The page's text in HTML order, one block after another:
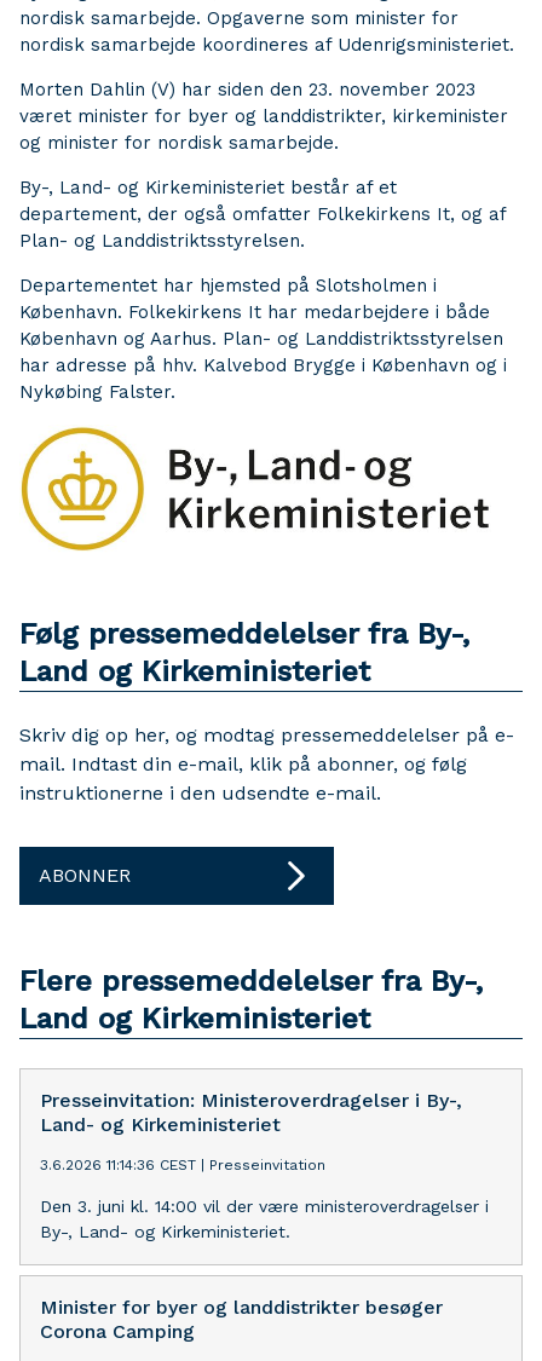
nordisk samarbejde. Opgaverne som minister for
nordisk samarbejde koordineres af Udenrigsministeriet.
Morten Dahlin (V) har siden den 23. november 2023
været minister for byer og landdistrikter, kirkeminister
og minister for nordisk samarbejde.
By-, Land- og Kirkeministeriet består af et
departement, der også omfatter Folkekirkens It, og af
Plan- og Landdistriktsstyrelsen.
Departementet har hjemsted på Slotsholmen i
København. Folkekirkens It har medarbejdere i både
København og Aarhus. Plan- og Landdistriktsstyrelsen
har adresse på hhv. Kalvebod Brygge i København og i
Nykøbing Falster.
Følg pressemeddelelser fra By-,
Land og Kirkeministeriet
Skriv dig op her, og modtag pressemeddelelser på e-
mail. Indtast din e-mail, klik på abonner, og følg
instruktionerne i den udsendte e-mail.
ABONNER
Flere pressemeddelelser fra By-,
Land og Kirkeministeriet
Presseinvitation: Ministeroverdragelser i By-,
Land- og Kirkeministeriet
3.6.2026 11:14:36 CEST | Presseinvitation
Den 3. juni kl. 14:00 vil der være ministeroverdragelser i
By-, Land- og Kirkeministeriet.
Minister for byer og landdistrikter besøger
Corona Camping